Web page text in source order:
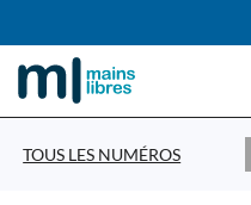
PARTENAIRES
TOUS LES NUMÉROS